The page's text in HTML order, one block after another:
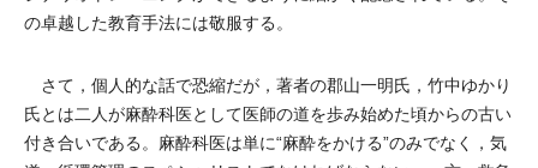
の卓越した教育手法には敬服する。
さて，個人的な話で恐縮だが，著者の郡山一明氏，竹中ゆかり
氏とは二人が麻酔科医として医師の道を歩み始めた頃からの古い
付き合いである。麻酔科医は単に“麻酔をかける”のみでなく，気